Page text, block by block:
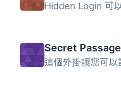
Secret Passage